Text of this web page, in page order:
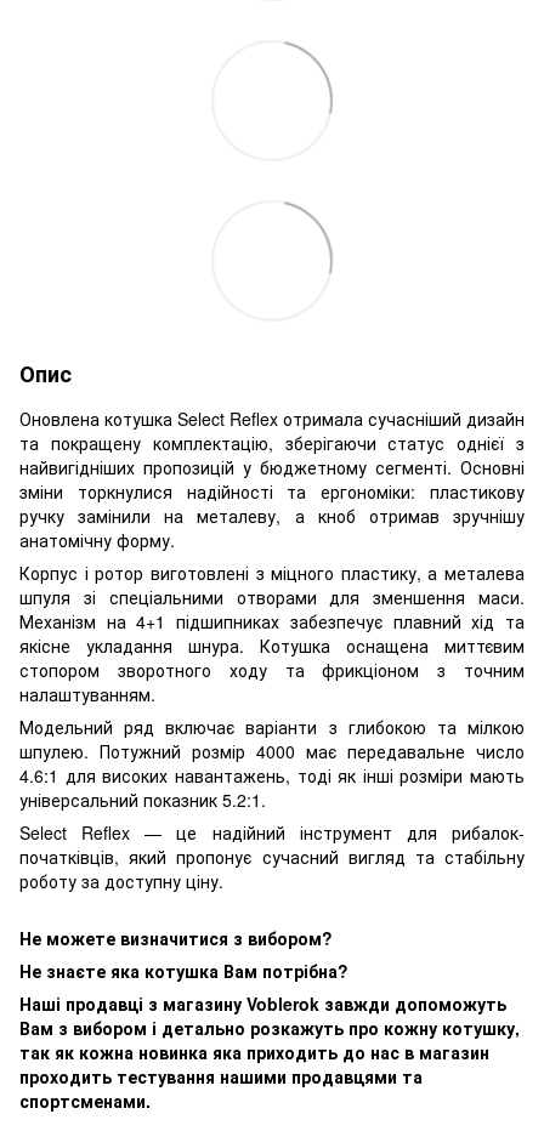
Опис
Оновлена котушка Select Reflex отримала сучасніший дизайн
та покращену комплектацію, зберігаючи статус однієї з
найвигідніших пропозицій у бюджетному сегменті. Основні
зміни торкнулися надійності та ергономіки: пластикову
ручку замінили на металеву, а кноб отримав зручнішу
анатомічну форму.
Корпус і ротор виготовлені з міцного пластику, а металева
шпуля зі спеціальними отворами для зменшення маси.
Механізм на 4+1 підшипниках забезпечує плавний хід та
якісне укладання шнура. Котушка оснащена миттєвим
стопором зворотного ходу та фрикціоном з точним
налаштуванням.
Модельний ряд включає варіанти з глибокою та мілкою
шпулею. Потужний розмір 4000 має передавальне число
4.6:1 для високих навантажень, тоді як інші розміри мають
універсальний показник 5.2:1.
Select Reflex — це надійний інструмент для рибалок-
початківців, який пропонує сучасний вигляд та стабільну
роботу за доступну ціну.
Не можете визначитися з вибором?
Не знаєте яка котушка Вам потрібна?
Наші продавці з магазину Voblerok завжди допоможуть
Вам з вибором і детально розкажуть про кожну котушку,
так як кожна новинка яка приходить до нас в магазин
проходить тестування нашими продавцями та
спортсменами.